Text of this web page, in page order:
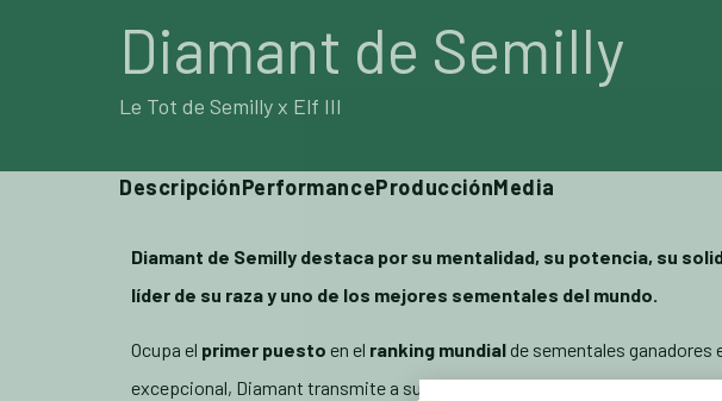
Diamant de Semilly
Le Tot de Semilly x Elf III
DescripciónPerformanceProducciónMedia
Diamant de Semilly destaca por su mentalidad, su potencia, su
líder de su raza y uno de los mejores sementales del mundo.
Ocupa el primer puesto en el ranking mundial de sementales ganadores
excepcional, Diamant transmite a su descendencia con una regularidad